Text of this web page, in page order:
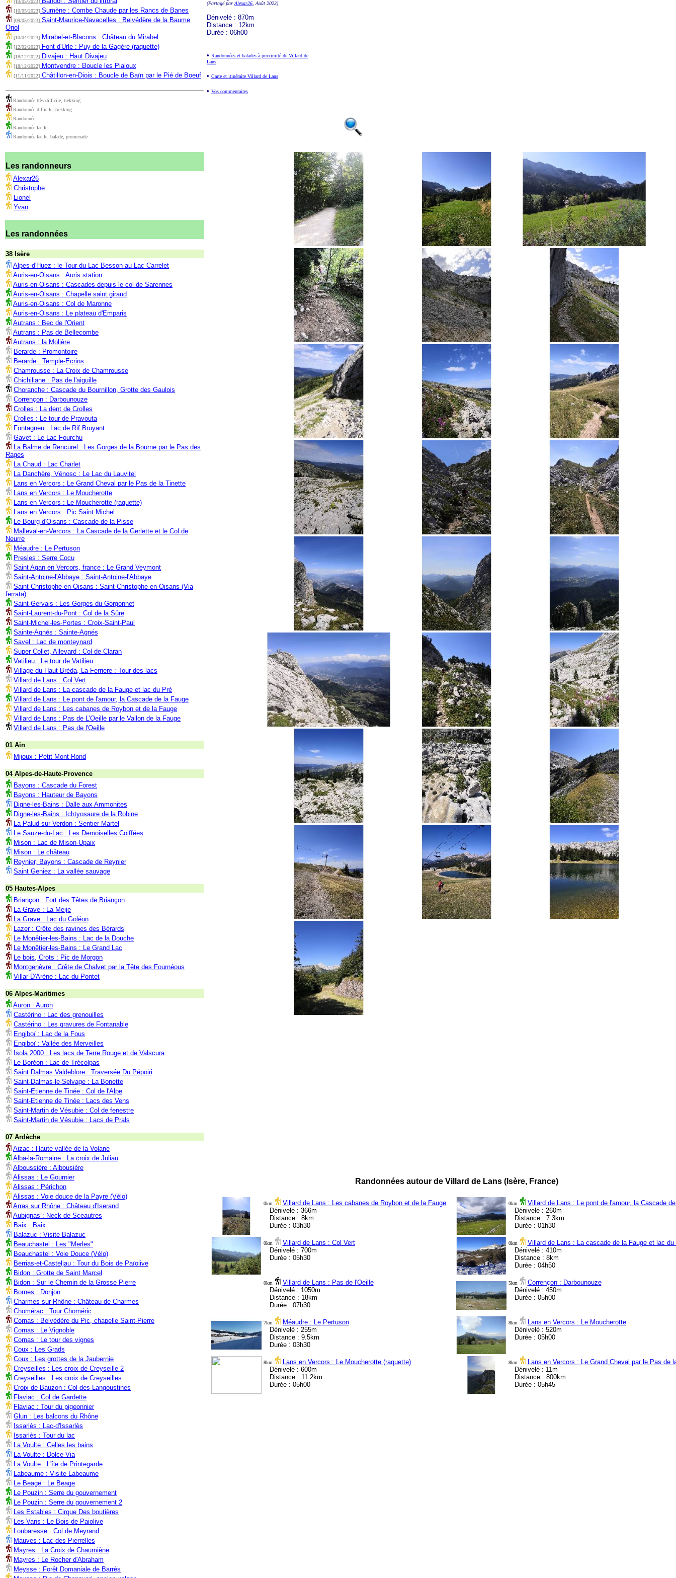
[19/05/2023]
[10/05/2023] Sumène : Combe Chaude par les Rancs de Banes
[09/05/2023] Saint-Maurice-Navacelles : Belvédère de la Baume
Oriol
[10/04/2023] Mirabel-et-Blacons : Château du Mirabel
[12/02/2023] Font d'Urle : Puy de la Gagère (raquette)
[18/12/2022] Divajeu : Haut Divajeu
[18/12/2022] Montvendre : Boucle les Pialoux
[11/11/2022] Châtillon-en-Diois : Boucle de Baïn par le Pié de Boeuf
Randonnée très difficile, trekking
Randonnée difficile, trekking
Randonnée
Randonnée facile
Randonnée facile, balade, promenade
Les randonneurs
Alexar26
Christophe
Lionel
Yvan
Les randonnées
38 Isère
Alpes-d'Huez : le Tour du Lac Besson au Lac Carrelet
Auris-en-Oisans : Auris station
Auris-en-Oisans : Cascades depuis le col de Sarennes
Auris-en-Oisans : Chapelle saint giraud
Auris-en-Oisans : Col de Maronne
Auris-en-Oisans : Le plateau d'Emparis
Autrans : Bec de l'Orient
Autrans : Pas de Bellecombe
Autrans : la Molière
Berarde : Promontoire
Berarde : Temple-Ecrins
Chamrousse : La Croix de Chamrousse
Chichiliane : Pas de l'aiguille
Choranche : Cascade du Bournillon, Grotte des Gaulois
Corrençon : Darbounouze
Crolles : La dent de Crolles
Crolles : Le tour de Pravouta
Fontagneu : Lac de Rif Bruyant
Gavet : Le Lac Fourchu
La Balme de Rencurel : Les Gorges de la Bourne par le Pas des
Rages
La Chaud : Lac Charlet
La Danchère, Vénosc : Le Lac du Lauvitel
Lans en Vercors : Le Grand Cheval par le Pas de la Tinette
Lans en Vercors : Le Moucherotte
Lans en Vercors : Le Moucherotte (raquette)
Lans en Vercors : Pic Saint Michel
Le Bourg-d'Oisans : Cascade de la Pisse
Malleval-en-Vercors : La Cascade de la Gerlette et le Col de
Neurre
Méaudre : Le Pertuson
Presles : Serre Cocu
Saint Agan en Vercors, france : Le Grand Veymont
Saint-Antoine-l'Abbaye : Saint-Antoine-l'Abbaye
Saint-Christophe-en-Oisans : Saint-Christophe-en-Oisans (Via
ferrata)
Saint-Gervais : Les Gorges du Gorgonnet
Saint-Laurent-du-Pont : Col de la Sûre
Saint-Michel-les-Portes : Croix-Saint-Paul
Sainte-Agnés : Sainte-Agnés
Savel : Lac de monteynard
Super Collet, Allevard : Col de Claran
Vatilieu : Le tour de Vatilieu
Village du Haut Bréda, La Ferriere : Tour des lacs
Villard de Lans : Col Vert
Villard de Lans : La cascade de la Fauge et lac du Pré
Villard de Lans : Le pont de l'amour, la Cascade de la Fauge
Villard de Lans : Les cabanes de Roybon et de la Fauge
Villard de Lans : Pas de L'Oeille par le Vallon de la Fauge
Villard de Lans : Pas de l'Oeille
01 Ain
Mijoux : Petit Mont Rond
04 Alpes-de-Haute-Provence
Bayons : Cascade du Forest
Bayons : Hauteur de Bayons
Digne-les-Bains : Dalle aux Ammonites
Digne-les-Bains : Ichtyosaure de la Robine
La Palud-sur-Verdon : Sentier Martel
Le Sauze-du-Lac : Les Demoiselles Coiffées
Mison : Lac de Mison-Upaix
Mison : Le château
Reynier, Bayons : Cascade de Reynier
Saint Geniez : La vallée sauvage
05 Hautes-Alpes
Briançon : Fort des Têtes de Briançon
La Grave : La Meije
La Grave : Lac du Goléon
Lazer : Crête des ravines des Bérards
Le Monêtier-les-Bains : Lac de la Douche
Le Monêtier-les-Bains : Le Grand Lac
Le bois, Crots : Pic de Morgon
Montgenèvre : Crête de Chalvet par la Tête des Fournéous
Villar-D'Arène : Lac du Pontet
06 Alpes-Maritimes
Auron : Auron
Castérino : Lac des grenouilles
Castérino : Les gravures de Fontanable
Engiboï : Lac de la Fous
Engiboï : Vallée des Merveilles
Isola 2000 : Les lacs de Terre Rouge et de Valscura
Le Boréon : Lac de Trécolpas
Saint Dalmas Valdeblore : Traversée Du Pépoiri
Saint-Dalmas-le-Selvage : La Bonette
Saint-Etienne de Tinée : Col de l'Alpe
Saint-Etienne de Tinée : Lacs des Vens
Saint-Martin de Vésubie : Col de fenestre
Saint-Martin de Vésubie : Lacs de Prals
07 Ardèche
Aizac : Haute vallée de la Volane
Alba-la-Romaine : La croix de Juliau
Alboussière : Albousière
Alissas : Le Gournier
Alissas : Périchon
Alissas : Voie douce de la Payre (Vélo)
Arras sur Rhône : Château d'Iserand
Aubignas : Neck de Sceautres
Baix : Baix
Balazuc : Visite Balazuc
Beauchastel : Les "Merles"
Beauchastel : Voie Douce (Vélo)
Berrias-et-Casteljau : Tour du Bois de Païolive
Bidon : Grotte de Saint Marcel
Bidon : Sur le Chemin de la Grosse Pierre
Bornes : Donjon
Charmes-sur-Rhône : Château de Charmes
Chomérac : Tour Choméric
Cornas : Belvédère du Pic, chapelle Saint-Pierre
Cornas : Le Vignoble
Cornas : Le tour des vignes
Coux : Les Grads
Coux : Les grottes de la Jaubernie
Creyseilles : Les croix de Creyseille 2
Creyseilles : Les croix de Creyseilles
Croix de Bauzon : Col des Langoustines
Flaviac : Col de Gardette
Flaviac : Tour du pigeonnier
Glun : Les balcons du Rhône
Issarlès : Lac-d'Issarlès
Issarlès : Tour du lac
La Voulte : Celles les bains
La Voulte : Dolce Via
La Voulte : L'île de Printegarde
Labeaume : Visite Labeaume
Le Beage : Le Beage
Le Pouzin : Serre du gouvernement
Le Pouzin : Serre du gouvernement 2
Les Estables : Cirque Des boutières
Les Vans : Le Bois de Paiolive
Loubaresse : Col de Meyrand
Mauves : Lac des Pierrelles
Mayres : La Croix de Chaumiène
Mayres : Le Rocher d'Abraham
Meysse : Forêt Domaniale de Barrès
(Partagé par Alexar26 , Août 2023)
Dénivelé : 870m
Distance : 12km
Durée : 06h00
• Randonnées et balades à proximité de Villard de
Lans
• Carte et itinéraire Villard de Lans
• Vos commentaires
Randonnées autour de Villard de Lans (Isère, France)
0km
Villard de Lans : Les cabanes de Roybon et de la Fauge
Dénivelé : 366m
Distance : 8km
Durée : 03h30
0km
Villard de Lans : Le pont de l'amour, la Cascade
Dénivelé : 260m
Distance : 7.3km
Durée : 01h30
0km
Villard de Lans : Col Vert
Dénivelé : 700m
Durée : 05h30
0km
Villard de Lans : La cascade de la Fauge et lac du
Dénivelé : 410m
Distance : 8km
Durée : 04h50
0km
Villard de Lans : Pas de l'Oeille
Dénivelé : 1050m
Distance : 18km
Durée : 07h30
5km
Corrençon : Darbounouze
Dénivelé : 450m
Durée : 05h00
7km
Méaudre : Le Pertuson
Dénivelé : 255m
Distance : 9.5km
Durée : 03h30
8km
Lans en Vercors : Le Moucherotte
Dénivelé : 520m
Durée : 05h00
8km
Lans en Vercors : Le Moucherotte (raquette)
Dénivelé : 600m
Distance : 11.2km
Durée : 05h00
8km
Lans en Vercors : Le Grand Cheval par le Pas de
Dénivelé : 11m
Distance : 800km
Durée : 05h45